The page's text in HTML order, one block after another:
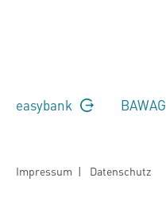
easybank BAWAG
Impressum | Datenschutz